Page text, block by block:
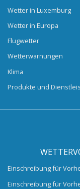
Wetter in Luxemburg
Wetter in Europa
Flugwetter
Wetterwarnungen
Klima
Produkte und
Einschreibung für
Einschreibung für